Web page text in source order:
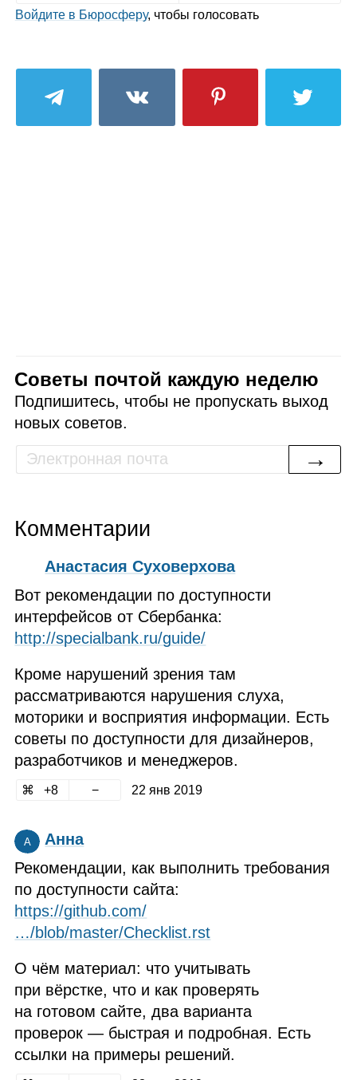
Войдите в Бюросферу, чтобы голосовать
Советы почтой каждую неделю
Подпишитесь, чтобы не пропускать выход
новых советов.
→
Комментарии
Анастасия Суховерхова
Вот рекомендации по доступности
интерфейсов от Сбербанка:
http://specialbank.ru/guide/
Кроме нарушений зрения там
рассматриваются нарушения слуха,
моторики и восприятия информации. Есть
советы по доступности для дизайнеров,
разработчиков и менеджеров.
8 22 янв 2019
А
Анна
Рекомендации, как выполнить требования
по доступности сайта:
https://github.com/
…/blob/master/Checklist.rst
О чём материал: что учитывать
при вёрстке, что и как проверять
на готовом сайте, два варианта
проверок — быстрая и подробная. Есть
ссылки на примеры решений.